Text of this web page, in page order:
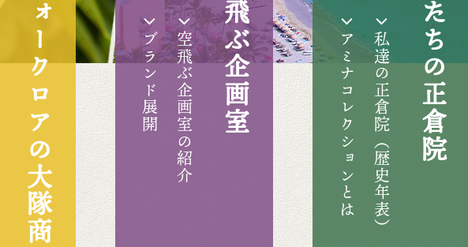
フォークロアの大隊商 空飛ぶ企画室
空飛ぶ企画室の紹介
ブランド展開 私たちの正倉院
私達の正倉院（歴史年表）
アミナコレクションとは